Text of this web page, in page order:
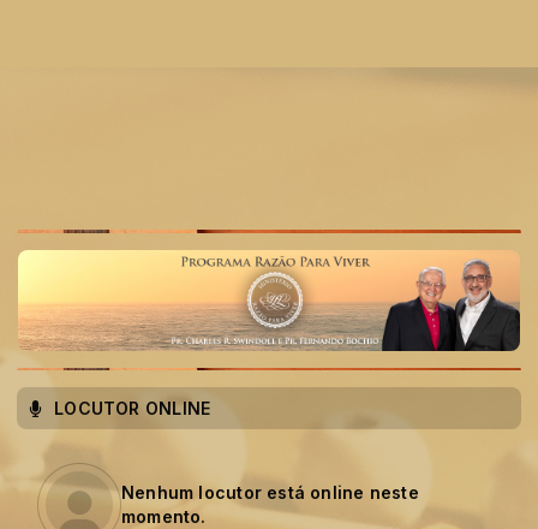
LOCUTOR ONLINE
Nenhum locutor está online neste
momento.